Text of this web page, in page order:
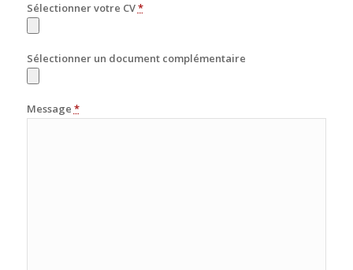
Sélectionner votre CV*
Sélectionner un document complémentaire
Message *